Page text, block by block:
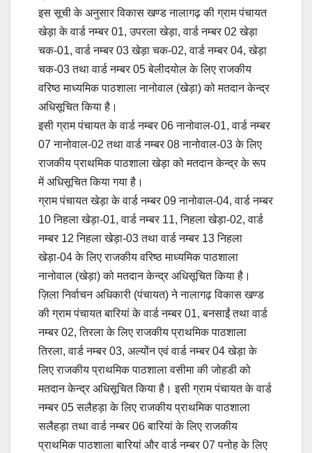
इस सूची के अनुसार विकास खण्ड नालागढ़ की ग्राम पंचायत
खेड़ा के वार्ड नम्बर 01, उपरला खेड़ा, वार्ड नम्बर 02 खेड़ा
चक-01, वार्ड नम्बर 03 खेड़ा चक-02, वार्ड नम्बर 04, खेड़ा
चक-03 तथा वार्ड नम्बर 05 बेलीदयोल के लिए राजकीय
वरिष्ठ माध्यमिक पाठशाला नानोवाल (खेड़ा) को मतदान केन्द्र
अधिसूचित किया है।
इसी ग्राम पंचायत के वार्ड नम्बर 06 नानोवाल-01, वार्ड नम्बर
07 नानोवाल-02 तथा वार्ड नम्बर 08 नानोवाल-03 के लिए
राजकीय प्राथमिक पाठशाला खेड़ा को मतदान केन्द्र के रूप
में अधिसूचित किया गया है।
ग्राम पंचायत खेड़ा के वार्ड नम्बर 09 नानोवाल-04, वार्ड नम्बर
10 निहला खेड़ा-01, वार्ड नम्बर 11, निहला खेड़ा-02, वार्ड
नम्बर 12 निहला खेड़ा-03 तथा वार्ड नम्बर 13 निहला
खेड़ा-04 के लिए राजकीय वरिष्ठ माध्यमिक पाठशाला
नानोवाल (खेड़ा) को मतदान केन्द्र अधिसूचित किया है।
ज़िला निर्वाचन अधिकारी (पंचायत) ने नालागढ़ विकास खण्ड
की ग्राम पंचायत बारियां के वार्ड नम्बर 01, बनसाईं तथा वार्ड
नम्बर 02, तिरला के लिए राजकीय प्राथमिक पाठशाला
तिरला, वार्ड नम्बर 03, अल्योंन एवं वार्ड नम्बर 04 खेड़ा के
लिए राजकीय प्राथमिक पाठशाला वसीमा की जोहडी को
मतदान केन्द्र अधिसूचित किया है। इसी ग्राम पंचायत के वार्ड
नम्बर 05 सलैहड़ा के लिए राजकीय प्राथमिक पाठशाला
सलैहड़ा तथा वार्ड नम्बर 06 बारियां के लिए राजकीय
प्राथमिक पाठशाला बारियां और वार्ड नम्बर 07 पनोह के लिए